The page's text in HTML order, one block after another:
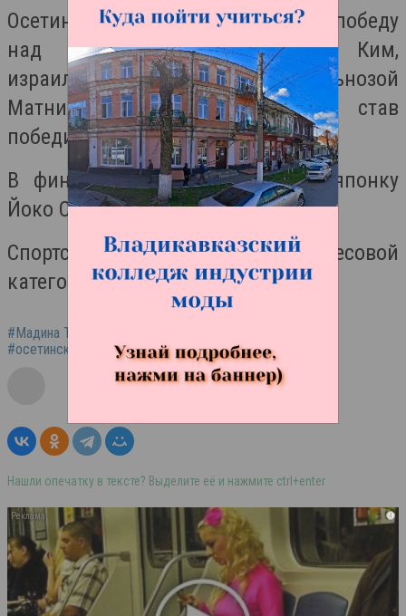
Осетинская дзюдоистка одержала победу
над кореянкой Хьеми Ким,
израильтянкой Майей Гошен и Гульнозой
Матниязовой из Узбекистана, став
победительницей турнира.
В финале Таймазова поборола японку
Йоко Оно.
Спортсменка выступает в весовой
категории до 70 кг.
#Мадина Таймазова
#осетинская дзюдоистка
#дзюдо #победительница
Нашли опечатку в тексте? Выделите её и нажмите ctrl+enter
i